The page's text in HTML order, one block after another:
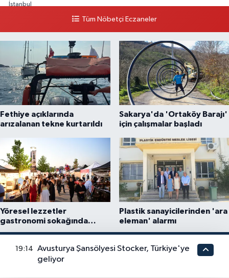
İstanbul
Yol Tarifi Al
Tüm Nöbetçi Eczaneler
Fethiye açıklarında
arızalanan tekne kurtarıldı
Sakarya'da 'Ortaköy Barajı'
için çalışmalar başladı
Yöresel lezzetler
gastronomi sokağında
ziyaretçilerle buluşuyor
Plastik sanayicilerinden 'ara
eleman' alarmı
19:14
Avusturya Şansölyesi Stocker, Türkiye'ye
geliyor